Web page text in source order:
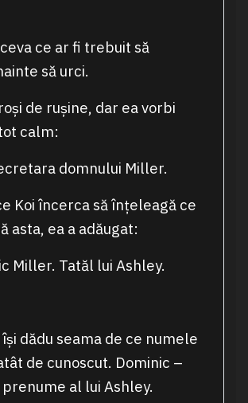
ce ar fi trebuit să
să urci.
de rușine, dar ea vorbi
calm:
domnului Miller.
Koi încerca să înțeleagă ce
asta, ea a adăugat:
Miller. Tatăl lui Ashley.
dădu seama de ce numele
de cunoscut. Dominic –
al lui Ashley.